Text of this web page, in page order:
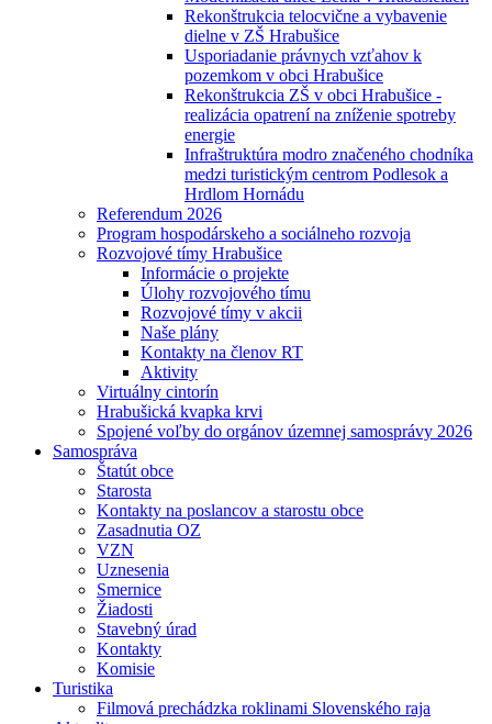
Rekonštrukcia telocvične a vybavenie
dielne v ZŠ Hrabušice
Usporiadanie právnych vzťahov k
pozemkom v obci Hrabušice
Rekonštrukcia ZŠ v obci Hrabušice -
realizácia opatrení na zníženie spotreby
energie
Infraštruktúra modro značeného chodníka
medzi turistickým centrom Podlesok a
Hrdlom Hornádu
Referendum 2026
Program hospodárskeho a sociálneho rozvoja
Rozvojové tímy Hrabušice
Informácie o projekte
Úlohy rozvojového tímu
Rozvojové tímy v akcii
Naše plány
Kontakty na členov RT
Aktivity
Virtuálny cintorín
Hrabušická kvapka krvi
Spojené voľby do orgánov územnej samosprávy 2026
Samospráva
Štatút obce
Starosta
Kontakty na poslancov a starostu obce
Zasadnutia OZ
VZN
Uznesenia
Smernice
Žiadosti
Stavebný úrad
Kontakty
Komisie
Turistika
Filmová prechádzka roklinami Slovenského raja